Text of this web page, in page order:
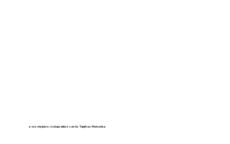
a los mejores restaurantes con tu Tarjetas Promerica